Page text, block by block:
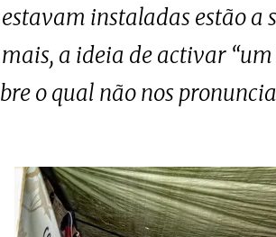
estavam instaladas estão
a ideia de activar
o qual não nos